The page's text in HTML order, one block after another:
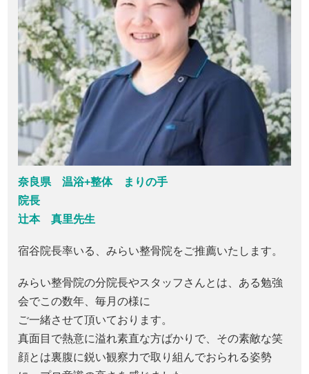
奈良県 温浴+整体 まりの手
院長
辻本 真里先生
宿谷院長率いる、みらい整骨院をご推薦いたします。
みらい整骨院の分院長やスタッフさんとは、ある勉強
会でこの数年、毎月の様に
ご一緒させて頂いております。
真面目で熱意に溢れ素直な方ばかりで、その素敵な笑
顔とは裏腹に鋭い観察力で取り組んでおられる姿勢